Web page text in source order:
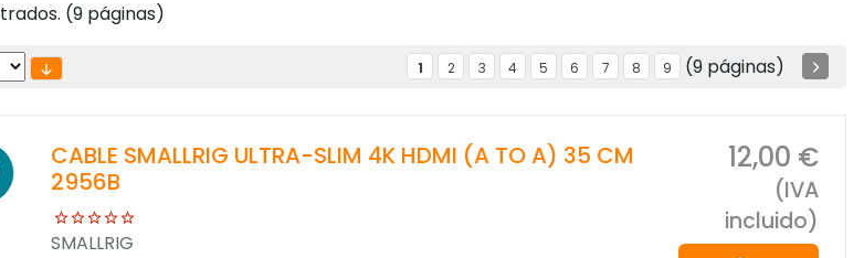
(9 páginas)
1 2 3 4 5 6 7 8 9 (9 páginas)
CABLE SMALLRIG ULTRA-SLIM 4K HDMI (A TO A) 35 CM
2956B
SMALLRIG
12,00 €
(IVA
incluido)